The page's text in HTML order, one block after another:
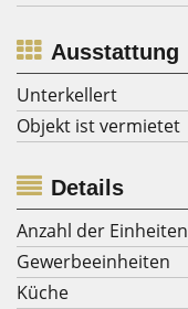
Ausstattung
Unterkellert
Objekt ist vermietet
Details
Anzahl der Einheiten
Gewerbeeinheiten
Küche